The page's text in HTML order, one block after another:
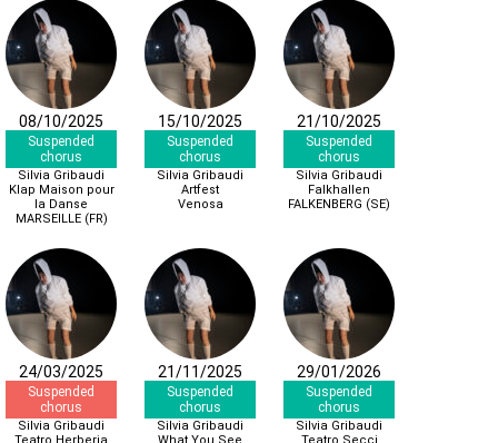
08/10/2025
Suspended
chorus
Silvia Gribaudi
Klap Maison pour
la Danse
MARSEILLE (FR)
15/10/2025
Suspended
chorus
Silvia Gribaudi
Artfest
Venosa
21/10/2025
Suspended
chorus
Silvia Gribaudi
Falkhallen
FALKENBERG (SE)
24/03/2025
Suspended
chorus
Silvia Gribaudi
Teatro Herberia
21/11/2025
Suspended
chorus
Silvia Gribaudi
What You See
29/01/2026
Suspended
chorus
Silvia Gribaudi
Teatro Secci